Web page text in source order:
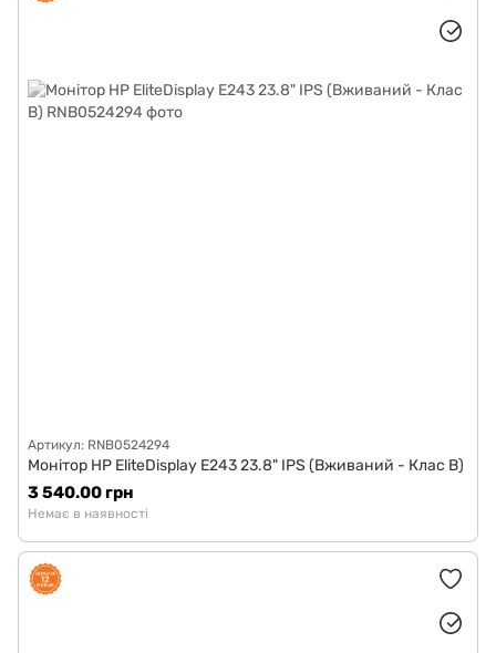
Артикул: RNB0524294
Монітор HP EliteDisplay E243 23.8" IPS (Вживаний - Клас B)
3 540.00 грн
Немає в наявності